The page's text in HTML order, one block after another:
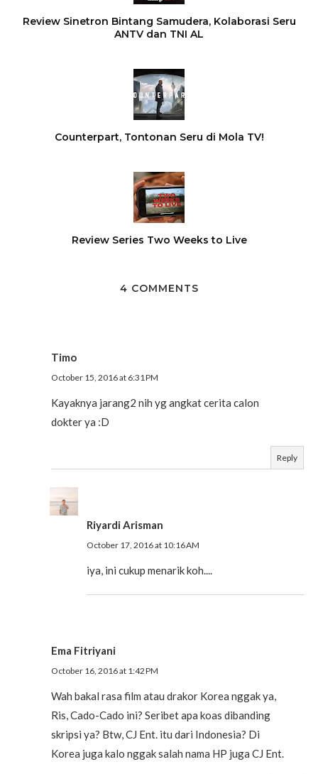
Review Sinetron Bintang Samudera, Kolaborasi Seru
ANTV dan TNI AL
Counterpart, Tontonan Seru di Mola TV!
Review Series Two Weeks to Live
4 COMMENTS
Timo
October 15, 2016 at 6:31 PM
Kayaknya jarang2 nih yg angkat cerita calon
dokter ya :D
Reply
Riyardi Arisman
October 17, 2016 at 10:16 AM
iya, ini cukup menarik koh....
Ema Fitriyani
October 16, 2016 at 1:42 PM
Wah bakal rasa film atau drakor Korea nggak ya,
Ris, Cado-Cado ini? Seribet apa koas dibanding
skripsi ya? Btw, CJ Ent. itu dari Indonesia? Di
Korea juga kalo nggak salah nama HP juga CJ Ent.